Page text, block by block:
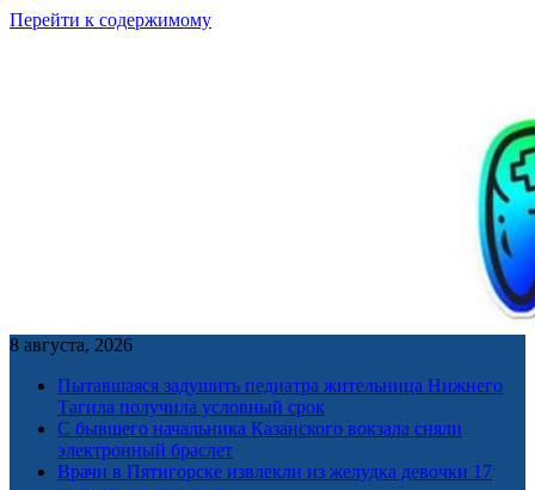
Перейти к содержимому
8 августа, 2026
Пытавшаяся задушить педиатра жительница Нижнего
Тагила получила условный срок
С бывшего начальника Казанского вокзала сняли
электронный браслет
Врачи в Пятигорске извлекли из желудка девочки 17